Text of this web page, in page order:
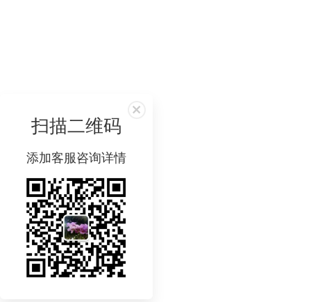
扫描二维码
添加客服咨询详情